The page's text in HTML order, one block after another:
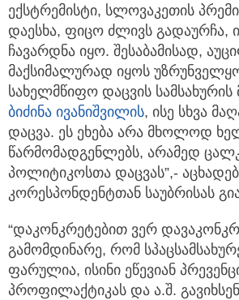
ექსტრემისტი, სლოვაკეთის
დაესხა, ფიცო ძლივს გადაურჩა,
ჩავარდნა იყო. შესაბამისად,
მაქსიმალურად იყოს
სახელმწიფო დაცვის
ბიძინა ივანიშვილის, ისე სხვა
დაცვა. ეს ეხება არა მხოლოდ
წარმომადგენლებს, არამედ
პოლიტიკოსთა დაცვას”,-
კორესპონდენტთან საუბრისას
“დაკონკრეტებით ვერ
გამომდინარე, რომ
ფარულია, ისინი ეწევიან
პროფილაქტიკას და ა.შ.